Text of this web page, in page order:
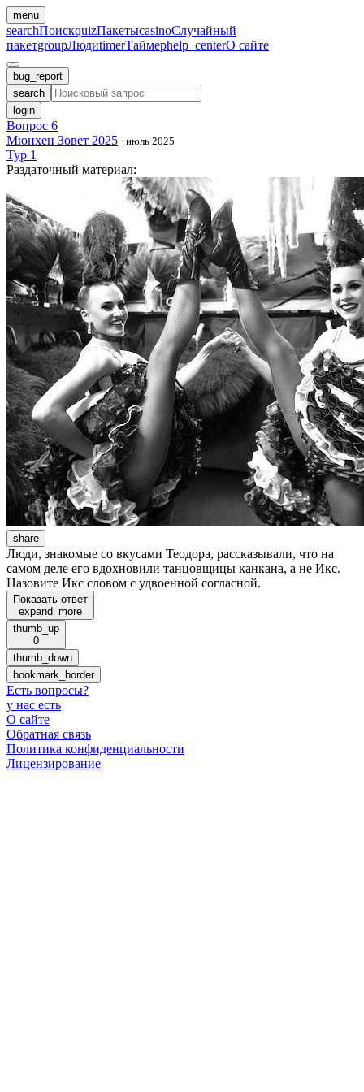
menu
searchПоискquizПакетыcasinoСлучайный
пакетgroupЛюдиtimerТаймерhelp_centerО сайте
bug_report
search
login
Вопрос 6
Мюнхен Зовет 2025 · июль 2025
Тур 1
Раздаточный материал:
share
Люди, знакомые со вкусами Теодора, рассказывали, что на
самом деле его вдохновили танцовщицы канкана, а не Икс.
Назовите Икс словом с удвоенной согласной.
Показать ответ
expand_more
thumb_up
0
thumb_down
bookmark_border
Есть вопросы?
у нас есть
О сайте
Обратная связь
Политика конфиденциальности
Лицензирование